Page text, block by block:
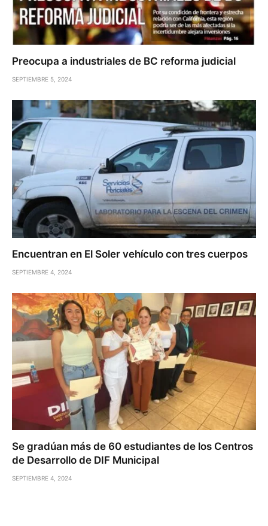
Preocupa a industriales de BC reforma judicial
SEPTIEMBRE 5, 2024
Encuentran en El Soler vehículo con tres cuerpos
SEPTIEMBRE 4, 2024
Se gradúan más de 60 estudiantes de los Centros
de Desarrollo de DIF Municipal
SEPTIEMBRE 4, 2024